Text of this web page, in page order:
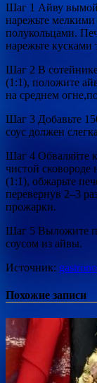
Шаг 1 Айву
нарежьте
полукольцами.
нарежьте
Шаг 2 В
(1:1), положите
на среднем
Шаг 3 Добавьте
соус должен
Шаг 4 Обваляйте
чистой сковороде
(1:1), обжарьте
перевернув 2–3
прожарки.
Шаг 5 Выложите
соусом из айвы.
Источник:
Похожие записи